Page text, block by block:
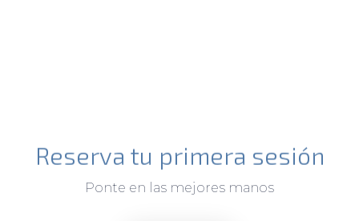
Reserva tu primera sesión
Ponte en las mejores manos